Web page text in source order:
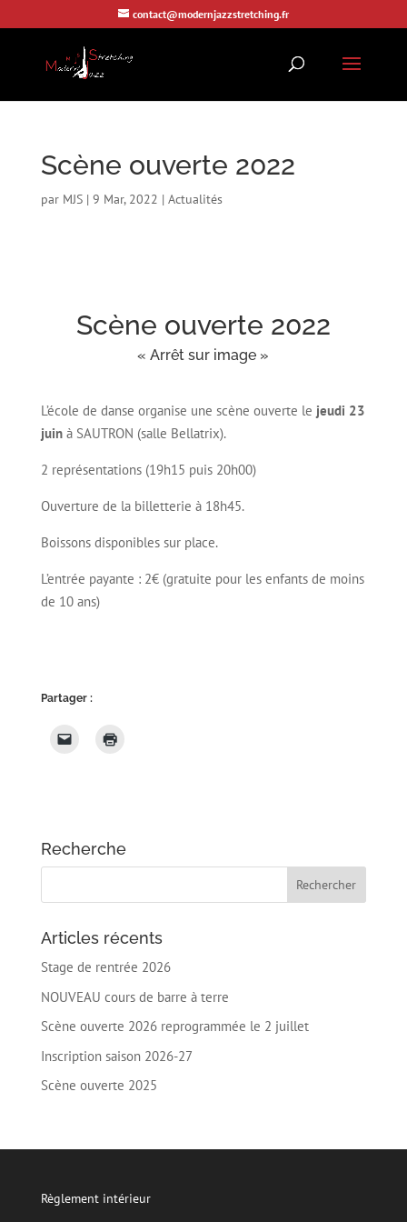
contact@modernjazzstretching.fr
Scène ouverte 2022
par MJS| 9 Mar, 2022 | Actualités
Scène ouverte 2022
« Arrêt sur image »
L’école de danse organise une scène ouverte le jeudi 23
juinà SAUTRON (salle Bellatrix).
2 représentations (19h15 puis 20h00)
Ouverture de la billetterie à 18h45.
Boissons disponibles sur place.
L’entrée payante : 2€ (gratuite pour les enfants de moins
de 10 ans)
Partager :
Recherche
Articles récents
Stage de rentrée 2026
NOUVEAU cours de barre à terre
Scène ouverte 2026 reprogrammée le 2 juillet
Inscription saison 2026-27
Scène ouverte 2025
Règlement intérieur